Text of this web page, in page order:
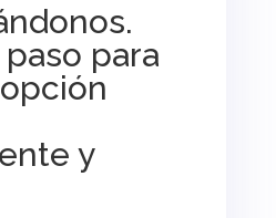
paso para
y